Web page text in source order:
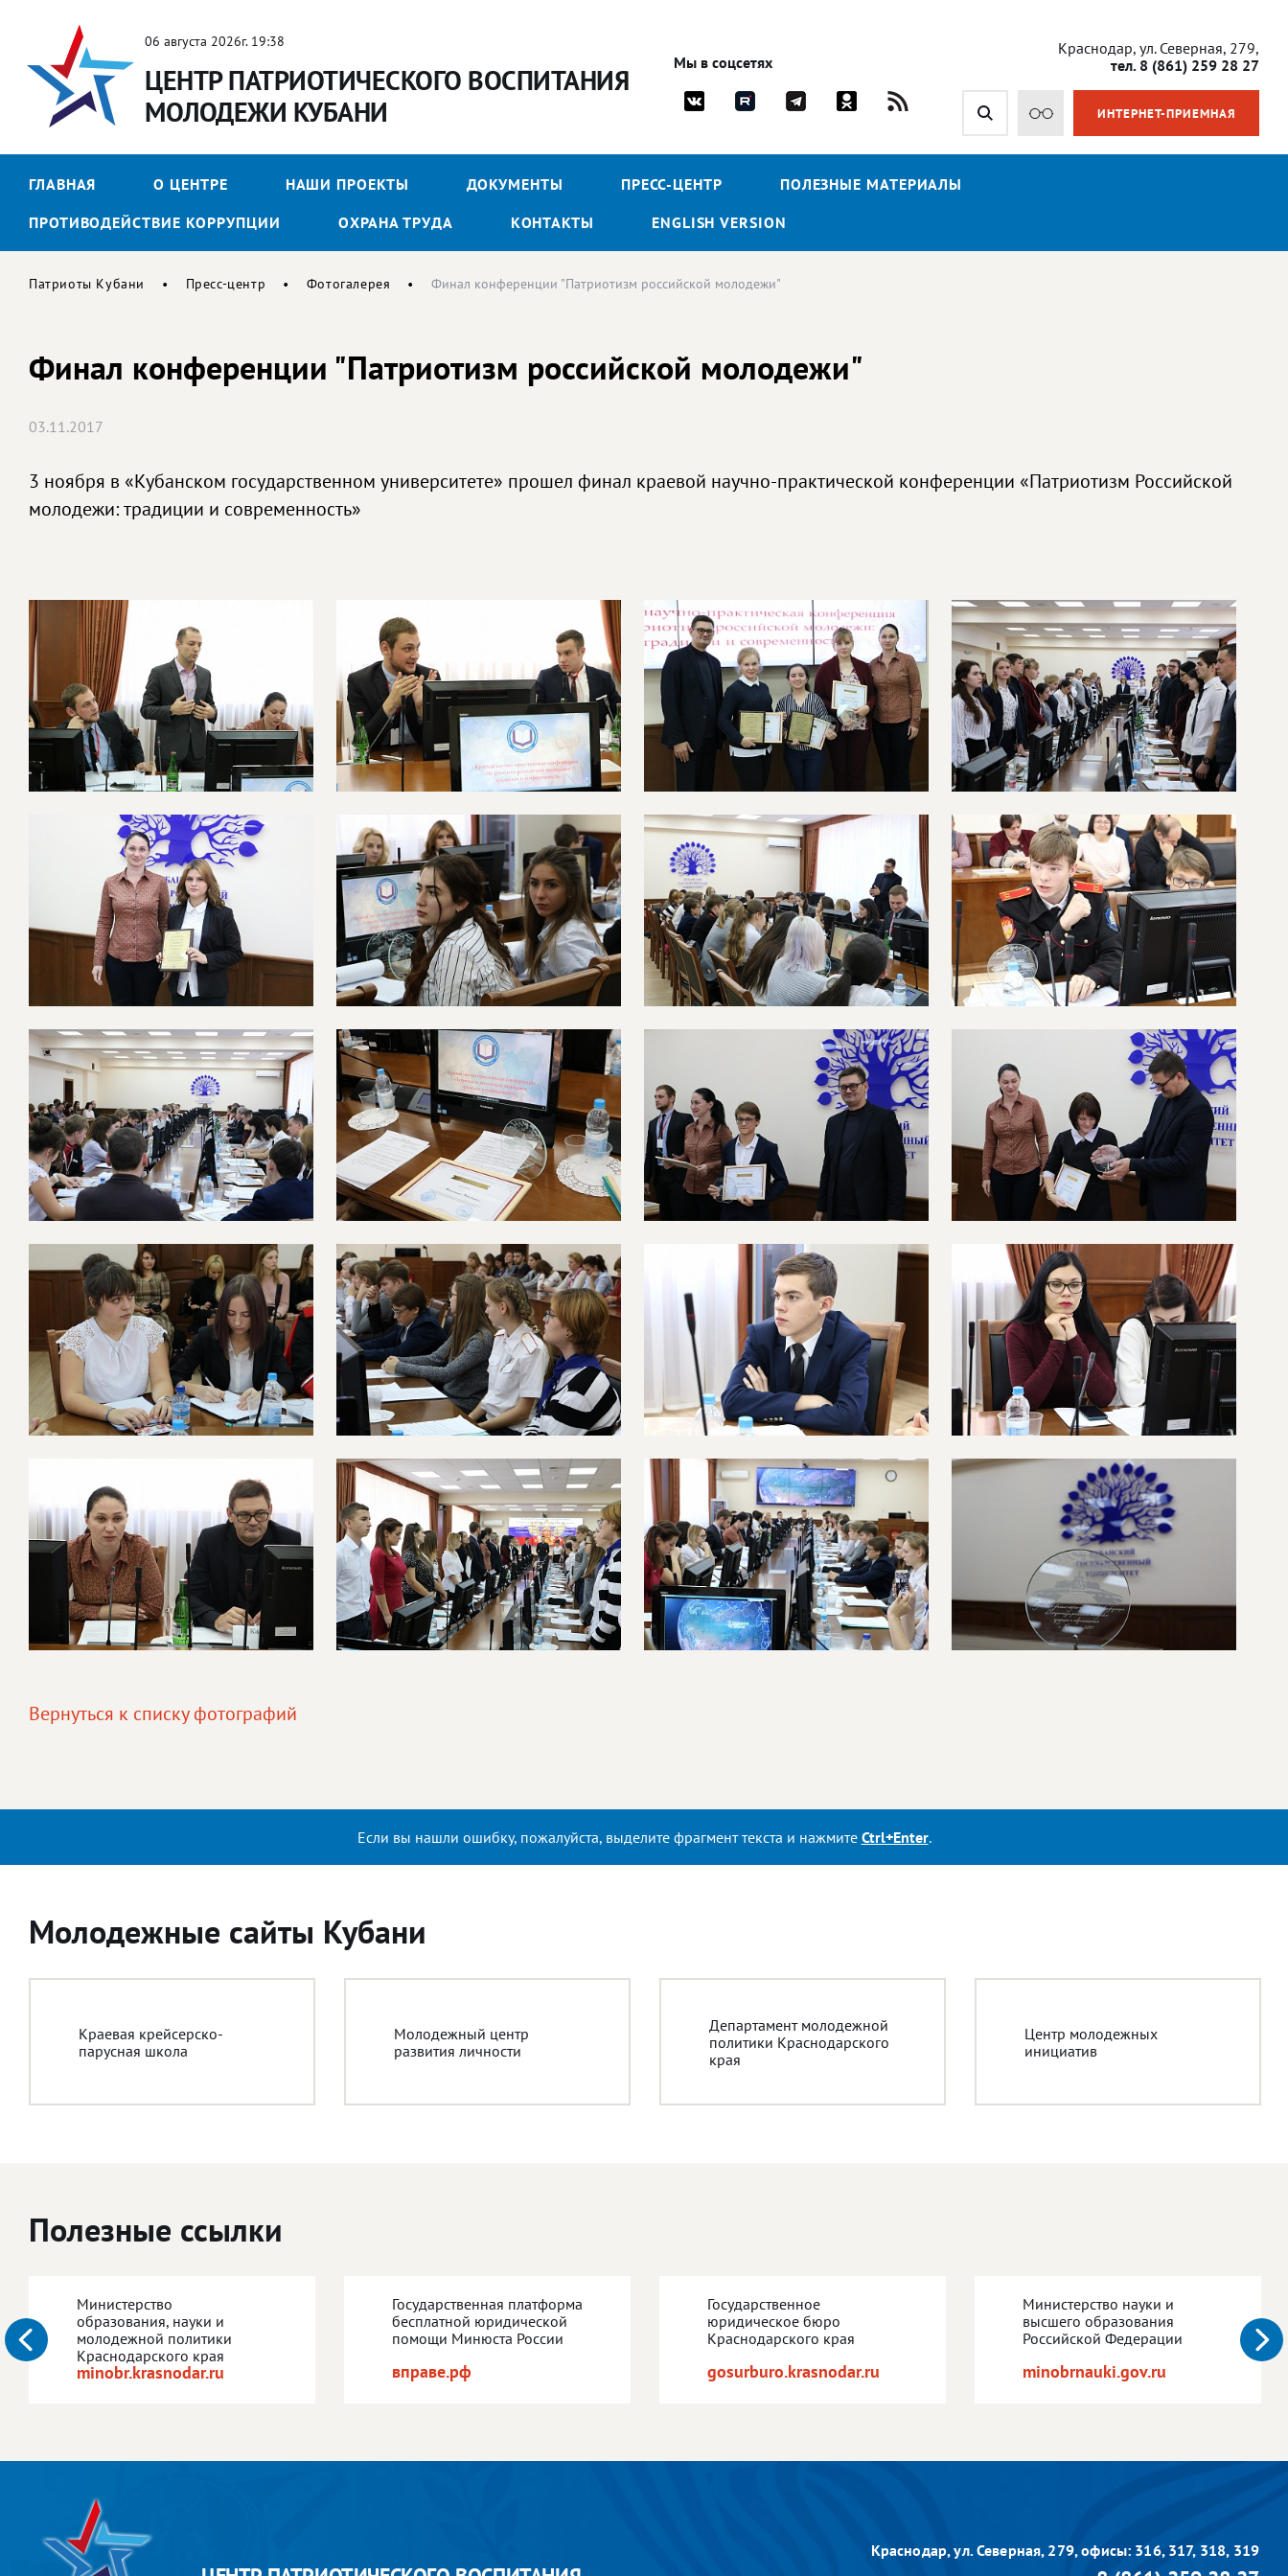
06 августа 2026г. 19:38
ЦЕНТР ПАТРИОТИЧЕСКОГО ВОСПИТАНИЯ
МОЛОДЕЖИ КУБАНИ
Мы в соцсетях
Краснодар, ул. Северная, 279,
тел. 8 (861) 259 28 27
ИНТЕРНЕТ-ПРИЕМНАЯ
ГЛАВНАЯ О ЦЕНТРЕ НАШИ ПРОЕКТЫ ДОКУМЕНТЫ ПРЕСС-ЦЕНТР
ПОЛЕЗНЫЕ МАТЕРИАЛЫ
ПРОТИВОДЕЙСТВИЕ КОРРУПЦИИ
ОХРАНА ТРУДА КОНТАКТЫ ENGLISH VERSION
Патриоты Кубани Пресс-центр Фотогалерея Финал конференции "Патриотизм российской молодежи"
Финал конференции "Патриотизм российской молодежи"
03.11.2017
3 ноября в «Кубанском государственном университете» прошел финал краевой научно-практической конференции «Патриотизм Российской
молодежи: традиции и современность»
Вернуться к списку фотографий
Если вы нашли ошибку, пожалуйста, выделите фрагмент текста и нажмите Ctrl+Enter.
Молодежные сайты Кубани
Краевая крейсерско-
парусная школа
Молодежный центр
развития личности
Департамент молодежной
политики Краснодарского
края
Центр молодежных
инициатив
Полезные ссылки
Министерство
образования, науки и
молодежной политики
Краснодарского края
minobr.krasnodar.ru
Государственная платформа
бесплатной юридической
помощи Минюста России
вправе.рф
Государственное
юридическое бюро
Краснодарского края
gosurburo.krasnodar.ru
Министерство науки и
высшего образования
Российской Федерации
minobrnauki.gov.ru
Краснодар, ул. Северная, 279,офисы: 316, 317, 318, 319